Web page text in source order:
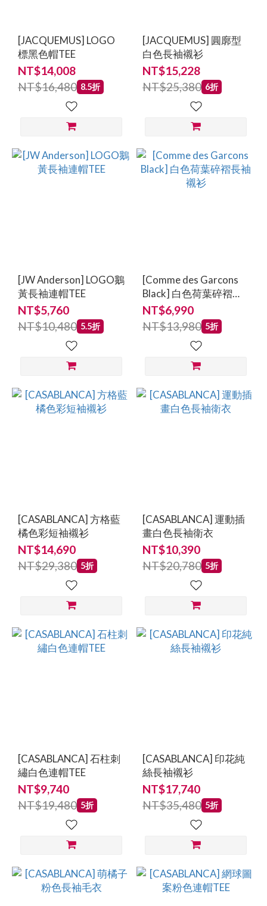
[JACQUEMUS] LOGO
標黑色帽TEE
NT$14,008
NT$16,480 8.5折
[JACQUEMUS] 圓廓型
白色長袖襯衫
NT$15,228
NT$25,380 6折
[JW Anderson] LOGO鵝
黃長袖連帽TEE
NT$5,760
NT$10,480 5.5折
[Comme des Garcons
Black] 白色荷葉碎褶長
袖襯衫
NT$6,990
NT$13,980 5折
[CASABLANCA] 方格藍
橘色彩短袖襯衫
NT$14,690
NT$29,380 5折
[CASABLANCA] 運動插
畫白色長袖衛衣
NT$10,390
NT$20,780 5折
[CASABLANCA] 石柱刺
繡白色連帽TEE
NT$9,740
NT$19,480 5折
[CASABLANCA] 印花純
絲長袖襯衫
NT$17,740
NT$35,480 5折